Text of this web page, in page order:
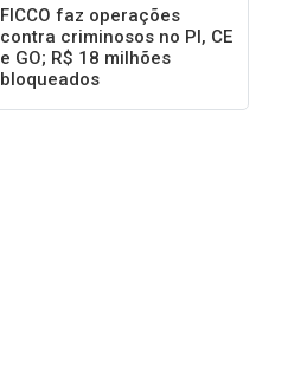
FICCO faz operações
contra criminosos no PI, CE
e GO; R$ 18 milhões
bloqueados